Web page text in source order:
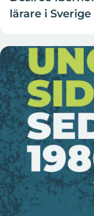
lärare i Sverige